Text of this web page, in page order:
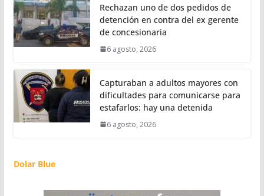
Rechazan uno de dos pedidos de
detención en contra del ex gerente
de concesionaria
6 agosto, 2026
Capturaban a adultos mayores con
dificultades para comunicarse para
estafarlos: hay una detenida
6 agosto, 2026
Dolar Blue